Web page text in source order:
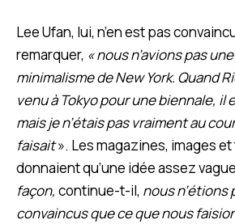
Lee Ufan, lui, n’en est pas
remarquer, « nous n’avions pas
minimalisme de New York. Quand
venu à Tokyo pour une biennale, il
mais je n’étais pas vraiment au
faisait». Les magazines, images
donnaient qu’une idée assez
façon, continue-t-il, nous n’étions
convaincus que ce que nous